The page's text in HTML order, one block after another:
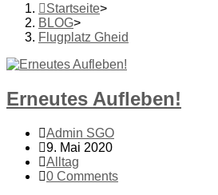
Startseite>
BLOG>
Flugplatz Gheid
Erneutes Aufleben!
Admin SGO
9. Mai 2020
Alltag
0 Comments